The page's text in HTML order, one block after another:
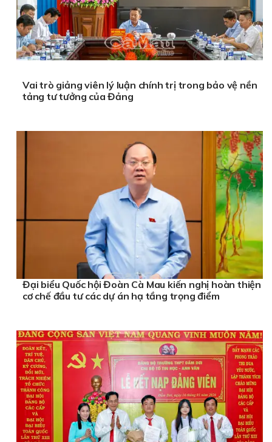
Vai trò giảng viên lý luận chính trị trong bảo vệ nền
tảng tư tưởng của Đảng
Đại biểu Quốc hội Đoàn Cà Mau kiến nghị hoàn thiện
cơ chế đầu tư các dự án hạ tầng trọng điểm